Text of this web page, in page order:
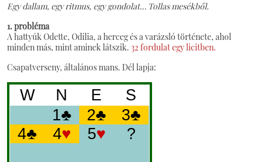
Egy dallam, egy ritmus, egy gondolat… Tollas mesékből.
1. probléma
A hattyúk Odette, Odilia, a herceg és a varázsló története, ahol
minden más, mint aminek látszik. 32 fordulat egy licitben.
Csapatverseny, általános mans. Dél lapja: